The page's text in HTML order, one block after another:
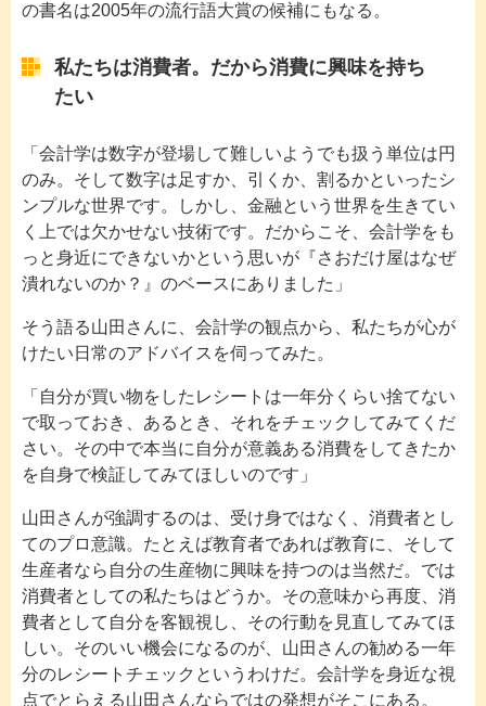
の書名は2005年の流行語大賞の候補にもなる。
私たちは消費者。だから消費に興味を持ち
たい
「会計学は数字が登場して難しいようでも扱う単位は円
のみ。そして数字は足すか、引くか、割るかといったシ
ンプルな世界です。しかし、金融という世界を生きてい
く上では欠かせない技術です。だからこそ、会計学をも
っと身近にできないかという思いが『さおだけ屋はなぜ
潰れないのか？』のベースにありました」
そう語る山田さんに、会計学の観点から、私たちが心が
けたい日常のアドバイスを伺ってみた。
「自分が買い物をしたレシートは一年分くらい捨てない
で取っておき、あるとき、それをチェックしてみてくだ
さい。その中で本当に自分が意義ある消費をしてきたか
を自身で検証してみてほしいのです」
山田さんが強調するのは、受け身ではなく、消費者とし
てのプロ意識。たとえば教育者であれば教育に、そして
生産者なら自分の生産物に興味を持つのは当然だ。では
消費者としての私たちはどうか。その意味から再度、消
費者として自分を客観視し、その行動を見直してみてほ
しい。そのいい機会になるのが、山田さんの勧める一年
分のレシートチェックというわけだ。会計学を身近な視
点でとらえる山田さんならではの発想がそこにある。